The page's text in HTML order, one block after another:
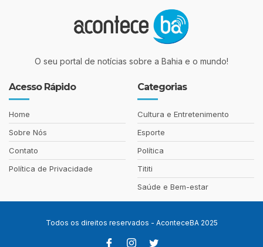
O seu portal de notícias sobre a Bahia e o mundo!
Acesso Rápido
Home
Sobre Nós
Contato
Política de Privacidade
Categorias
Cultura e Entretenimento
Esporte
Política
Tititi
Saúde e Bem-estar
Todos os direitos reservados - AconteceBA 2025